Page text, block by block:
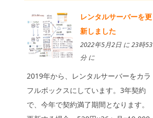
レンタルサーバーを更
新しました
2022年5月2日 に 23時53
分 に
2019年から、レンタルサーバーをカラ
フルボックスにしています。3年契約
で、今年で契約満了期間となります。